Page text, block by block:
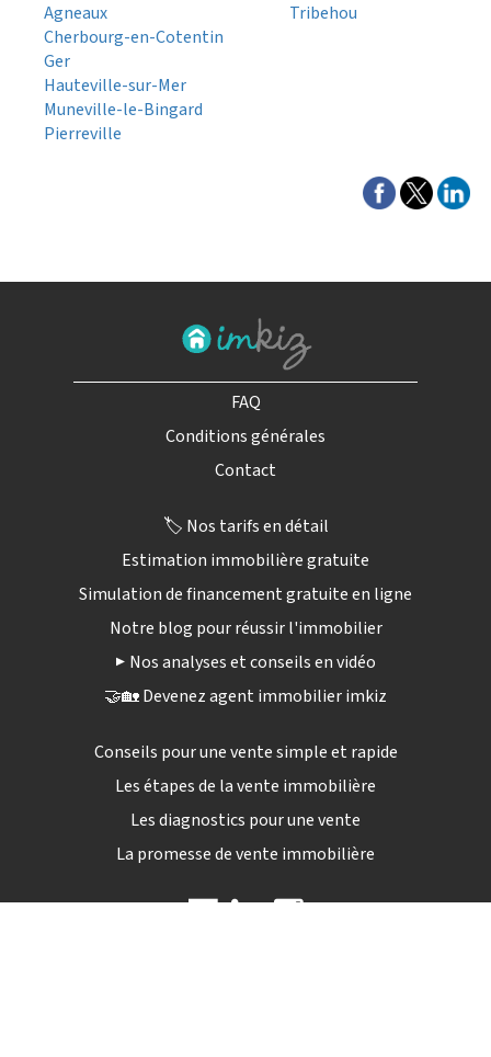
Agneaux
Cherbourg-en-Cotentin
Ger
Hauteville-sur-Mer
Muneville-le-Bingard
Pierreville
Tribehou
FAQ
Conditions générales
Contact
🏷️ Nos tarifs en détail
Estimation immobilière gratuite
Simulation de financement gratuite en ligne
Notre blog pour réussir l'immobilier
▶️ Nos analyses et conseils en vidéo
🤝🏡 Devenez agent immobilier imkiz
Conseils pour une vente simple et rapide
Les étapes de la vente immobilière
Les diagnostics pour une vente
La promesse de vente immobilière